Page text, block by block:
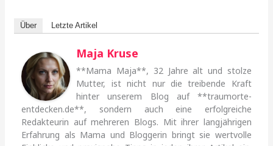
Über Letzte Artikel
Maja Kruse
**Mama Maja**, 32 Jahre alt und stolze
Mutter, ist nicht nur die treibende Kraft
hinter unserem Blog auf **traumorte-
entdecken.de**, sondern auch eine erfolgreiche
Redakteurin auf mehreren Blogs. Mit ihrer langjährigen
Erfahrung als Mama und Bloggerin bringt sie wertvolle